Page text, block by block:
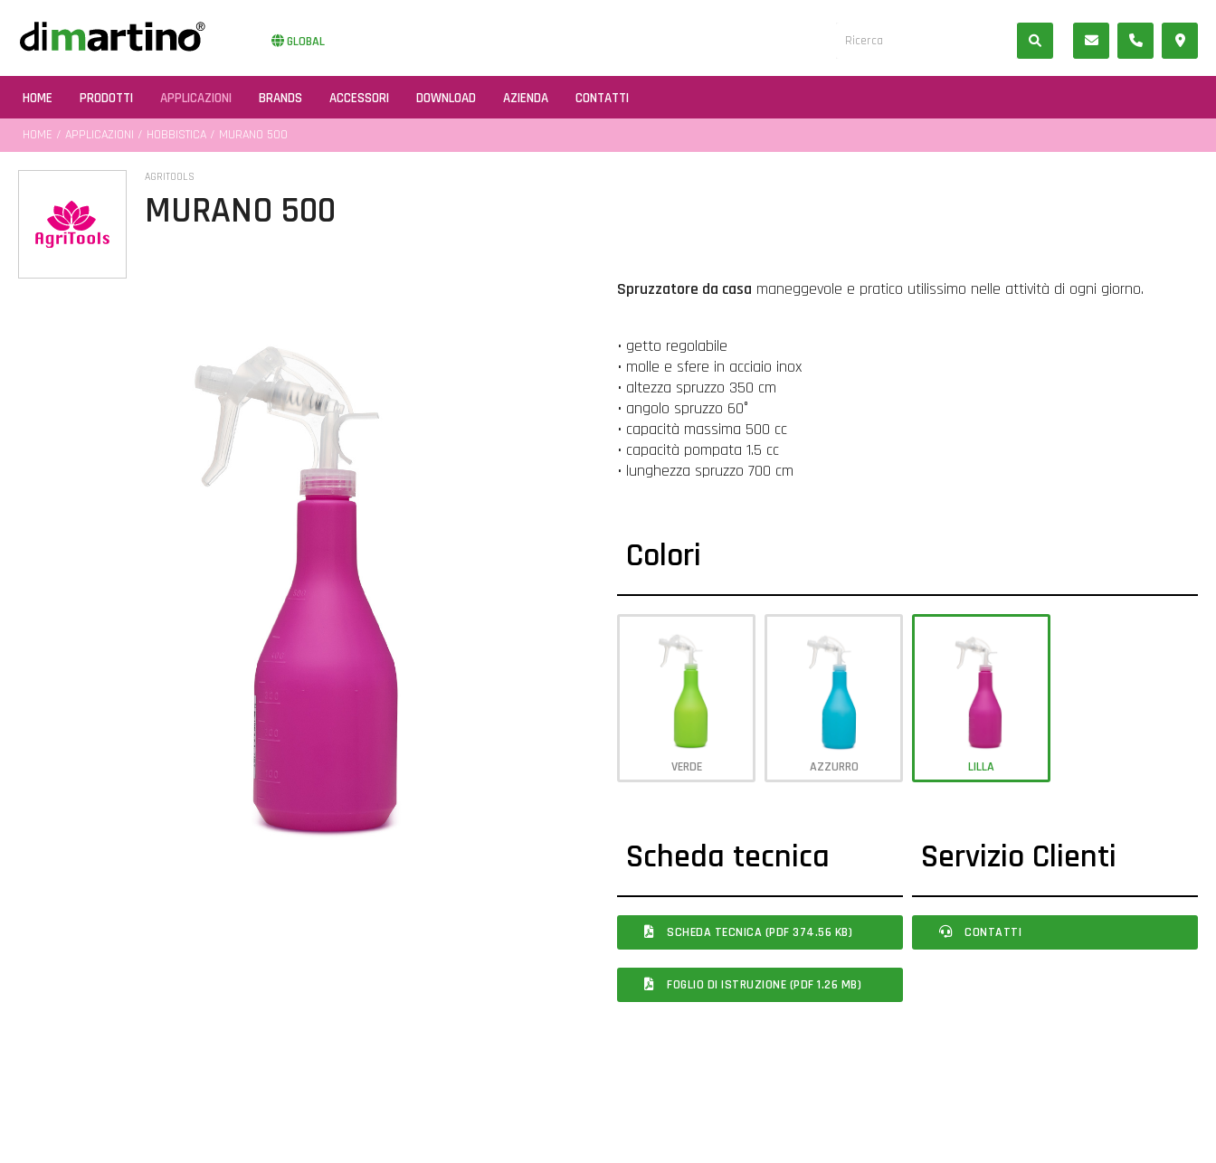
GLOBAL
HOME PRODOTTI APPLICAZIONI BRANDS ACCESSORI DOWNLOAD AZIENDA CONTATTI
HOME / APPLICAZIONI / HOBBISTICA / MURANO 500
AGRITOOLS
MURANO 500
Spruzzatore da casa maneggevole e pratico utilissimo nelle attività di ogni giorno.
• getto regolabile
• molle e sfere in acciaio inox
• altezza spruzzo 350 cm
• angolo spruzzo 60°
• capacità massima 500 cc
• capacità pompata 1.5 cc
• lunghezza spruzzo 700 cm
Colori
VERDE AZZURRO LILLA
Scheda tecnica
SCHEDA TECNICA (PDF 374.56 KB)
FOGLIO DI ISTRUZIONE (PDF 1.26 MB)
Servizio Clienti
CONTATTI